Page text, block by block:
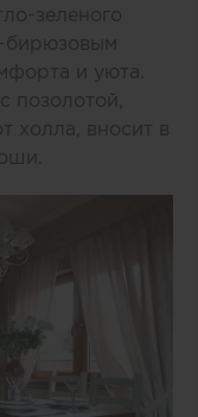
зеленого
бирюзовым
и уюта.
позолотой,
холла, вносит в